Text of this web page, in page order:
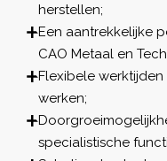
herstellen;
Een aantrekkelijke
CAO Metaal en
Flexibele
werken;
specialistische